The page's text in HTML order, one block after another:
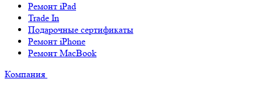
Ремонт iPad
Trade In
Подарочные сертификаты
Ремонт iPhone
Ремонт MacBook
Компания